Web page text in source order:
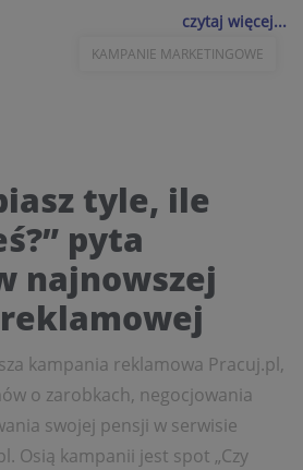
czytaj więcej...
KAMPANIE MARKETINGOWE
tyle, ile
pyta
najnowszej
kampania reklamowa Pracuj.pl,
o zarobkach, negocjowania
swojej pensji w serwisie
Osią kampanii jest spot „Czy